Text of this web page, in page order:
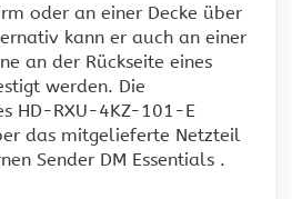
oder an einer Decke über
kann er auch an einer
an der Rückseite eines
werden. Die
HD-RXU-4KZ-101-E
das mitgelieferte Netzteil
Sender DM Essentials .